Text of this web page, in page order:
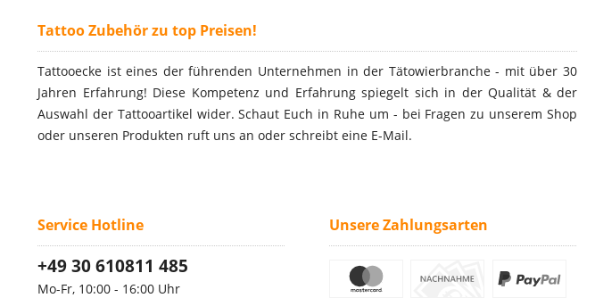
Tattoo Zubehör zu top Preisen!
Tattooecke ist eines der führenden Unternehmen in der Tätowierbranche - mit über 30
Jahren Erfahrung! Diese Kompetenz und Erfahrung spiegelt sich in der Qualität & der
Auswahl der Tattooartikel wider. Schaut Euch in Ruhe um - bei Fragen zu unserem Shop
oder unseren Produkten ruft uns an oder schreibt eine E-Mail.
Service Hotline
+49 30 610811 485
Mo-Fr, 10:00 - 16:00 Uhr
Unsere Zahlungsarten